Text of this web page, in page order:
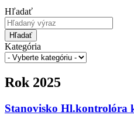
Hľadať
Hľadať
Kategória
Rok 2025
Stanovisko Hl.kontrolóra